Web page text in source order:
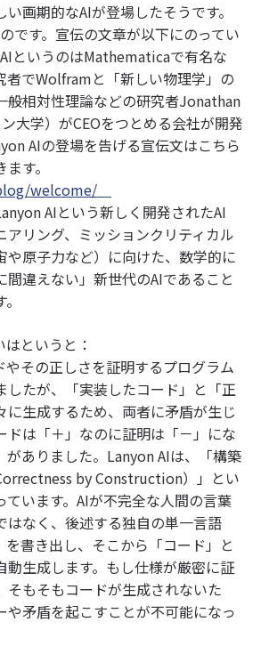
画期的なAIが登場したそうです。
です。宣伝の文章が以下にのってい
というのはMathematicaで有名な
でWolframと「新しい物理学」の
般相対性理論などの研究者Jonathan
大学）がCEOをつとめる会社が開発
AIの登場を告げる宣伝文はこちら
す。
welcome/
AIという新しく開発されたAI
アリング、ミッションクリティカル
や原子力など）に向けた、数学的に
間違えない」新世代のAIであること
というと：
やその正しさを証明するプログラム
したが、「実装したコード」と「正
に生成するため、両者に矛盾が生じ
ドは「＋」なのに証明は「－」にな
がありました。Lanyon AIは、「構築
by Construction）」とい
ています。AIが不完全な人間の言葉
はなく、後述する独自の単一言語
を書き出し、そこから「コード」と
動生成します。もし仕様が厳密に証
そもそもコードが生成されないた
や矛盾を起こすことが不可能になっ